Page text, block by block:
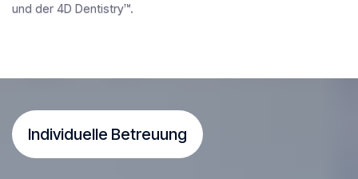
und der 4D Dentistry™.
Individuelle Betreuung